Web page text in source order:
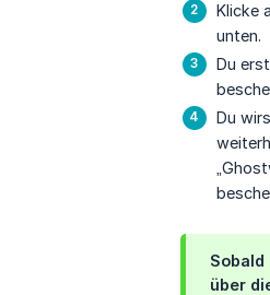
Klicke
unten.
Du
Du
über